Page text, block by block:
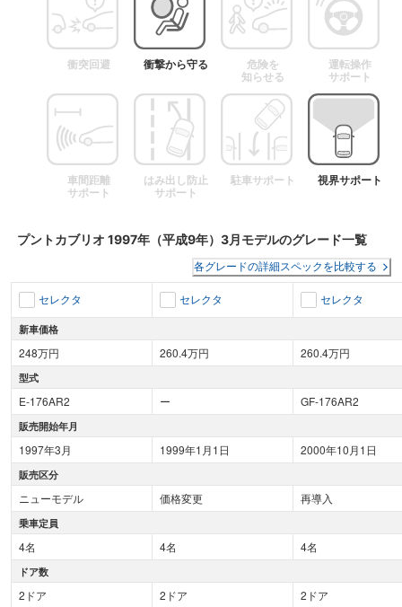
衝突回避 衝撃から守る 危険を
知らせる
運転操作
サポート
車間距離
サポート
はみ出し防止
サポート
駐車サポート 視界サポート
プントカブリオ 1997年（平成9年）3月モデルのグレード一覧
各グレードの詳細スペックを比較する
セレクタ セレクタ セレクタ
新車価格
248万円 260.4万円 260.4万円
型式
E-176AR2 ー GF-176AR2
販売開始年月
1997年3月 1999年1月1日 2000年10月1日
販売区分
ニューモデル 価格変更 再導入
乗車定員
4名 4名 4名
ドア数
2ドア 2ドア 2ドア